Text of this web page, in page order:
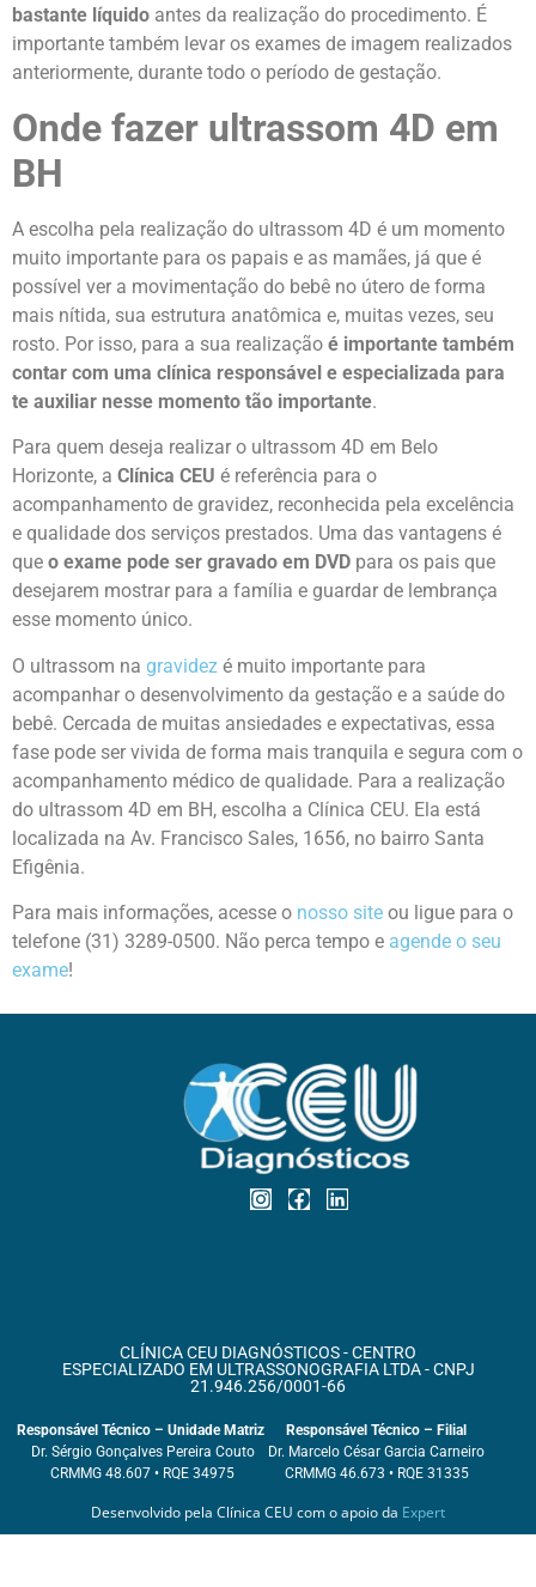
bastante líquido antes da realização do procedimento. É
importante também levar os exames de imagem realizados
anteriormente, durante todo o período de gestação.
Onde fazer ultrassom 4D em
BH
A escolha pela realização do ultrassom 4D é um momento
muito importante para os papais e as mamães, já que é
possível ver a movimentação do bebê no útero de forma
mais nítida, sua estrutura anatômica e, muitas vezes, seu
rosto. Por isso, para a sua realização é importante também
contar com uma clínica responsável e especializada para
te auxiliar nesse momento tão importante.
Para quem deseja realizar o ultrassom 4D em Belo
Horizonte, a Clínica CEU é referência para o
acompanhamento de gravidez, reconhecida pela excelência
e qualidade dos serviços prestados. Uma das vantagens é
que o exame pode ser gravado em DVD para os pais que
desejarem mostrar para a família e guardar de lembrança
esse momento único.
O ultrassom na gravidez é muito importante para
acompanhar o desenvolvimento da gestação e a saúde do
bebê. Cercada de muitas ansiedades e expectativas, essa
fase pode ser vivida de forma mais tranquila e segura com o
acompanhamento médico de qualidade. Para a realização
do ultrassom 4D em BH, escolha a Clínica CEU. Ela está
localizada na Av. Francisco Sales, 1656, no bairro Santa
Efigênia.
Para mais informações, acesse o nosso site ou ligue para o
telefone (31) 3289-0500. Não perca tempo e agende o seu
exame!
CLÍNICA CEU DIAGNÓSTICOS - CENTRO
ESPECIALIZADO EM ULTRASSONOGRAFIA LTDA - CNPJ
21.946.256/0001-66
Responsável Técnico – Unidade Matriz
Dr. Sérgio Gonçalves Pereira Couto
CRMMG 48.607 • RQE 34975
Responsável Técnico – Filial
Dr. Marcelo César Garcia Carneiro
CRMMG 46.673 • RQE 31335
Desenvolvido pela Clínica CEU com o apoio da Expert